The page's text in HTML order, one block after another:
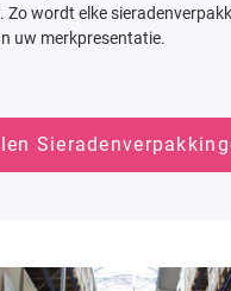
Zo wordt elke
uw merkpresentatie.